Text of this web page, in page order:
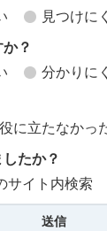
見つけに
？
分かりに
役に立たなかっ
たか？
サイト内検索